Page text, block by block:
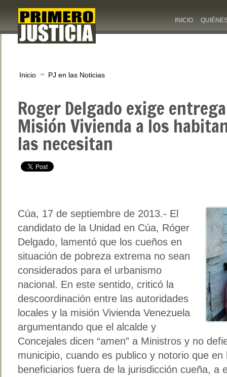
INICIO
Inicio PJ en las Noticias
Roger Delgado exige
Misión Vivienda a los
las necesitan
Cúa, 17 de septiembre de 2013.- El
candidato de la Unidad en Cúa, Róger
Delgado, lamentó que los cueños en
situación de pobreza extrema no sean
considerados para el urbanismo
nacional. En este sentido, criticó la
descoordinación entre las autoridades
locales y la misión Vivienda Venezuela
argumentando que el alcalde y
Concejales dicen “amen” a Ministros y no
municipio, cuando es publico y notorio que
beneficiarios fuera de la jurisdicción cueña, a